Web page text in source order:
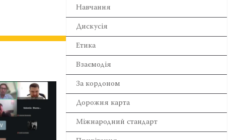
Навчання
Дискусія
Етика
Взаємодія
За кордоном
Дорожня карта
Міжнародний стандарт